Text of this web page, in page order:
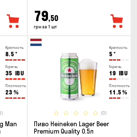
79,50
грн за 1 шт
Крепость
8.5 °
Горечь
35 IBU
Плотность
23 %
Man
Крепость
5 °
Горечь
19 IBU
Плотность
11.5 %
(0)
Пиво Heineken Lager Beer
Premium Quality 0.5л